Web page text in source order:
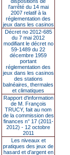
l'arrêté du 14 mai
2007 relatif à la
réglementation des
jeux dans les casinos
Décret no 2012-685
du 7 mai 2012
modifiant le décret no
59-1489 du 22
décembre 1959
portant
réglementation des
jeux dans les casinos
des stations
balnéaires, thermales
et climatiques
Rapport d'information
de M. François
TRUCY, fait au nom
de la commission des
finances n° 17 (2011-
2012) - 12 octobre
2011
Les niveaux et
pratiques des jeux de
hasard et d’argent en